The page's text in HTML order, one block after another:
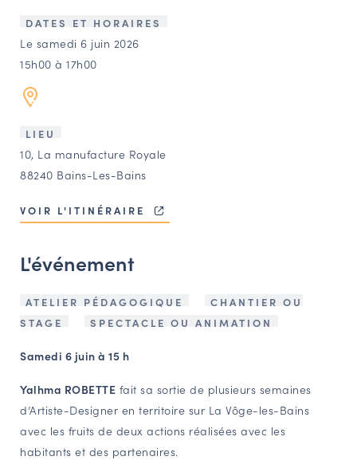
CONTACT
Agenda
Annuaire
Ressources
OFFRES D’EMPLOI ET DE STAGE
OUTILS EN LIGNE
Espace acteurs
DATES ET HORAIRES
Le samedi 6 juin 2026
15h00 à 17h00
LIEU
10, La manufacture Royale
88240 Bains-Les-Bains
VOIR L'ITINÉRAIRE
L'événement
ATELIER PÉDAGOGIQUE
CHANTIER OU
STAGE
SPECTACLE OU ANIMATION
Samedi 6 juin à 15 h
Yalhma ROBETTE fait sa sortie de plusieurs semaines
d’Artiste-Designer en territoire sur La Vôge-les-Bains
avec les fruits de deux actions réalisées avec les
habitants et des partenaires.